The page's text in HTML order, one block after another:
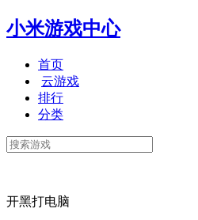
小米游戏中心
首页
云游戏
排行
分类
开黑打电脑